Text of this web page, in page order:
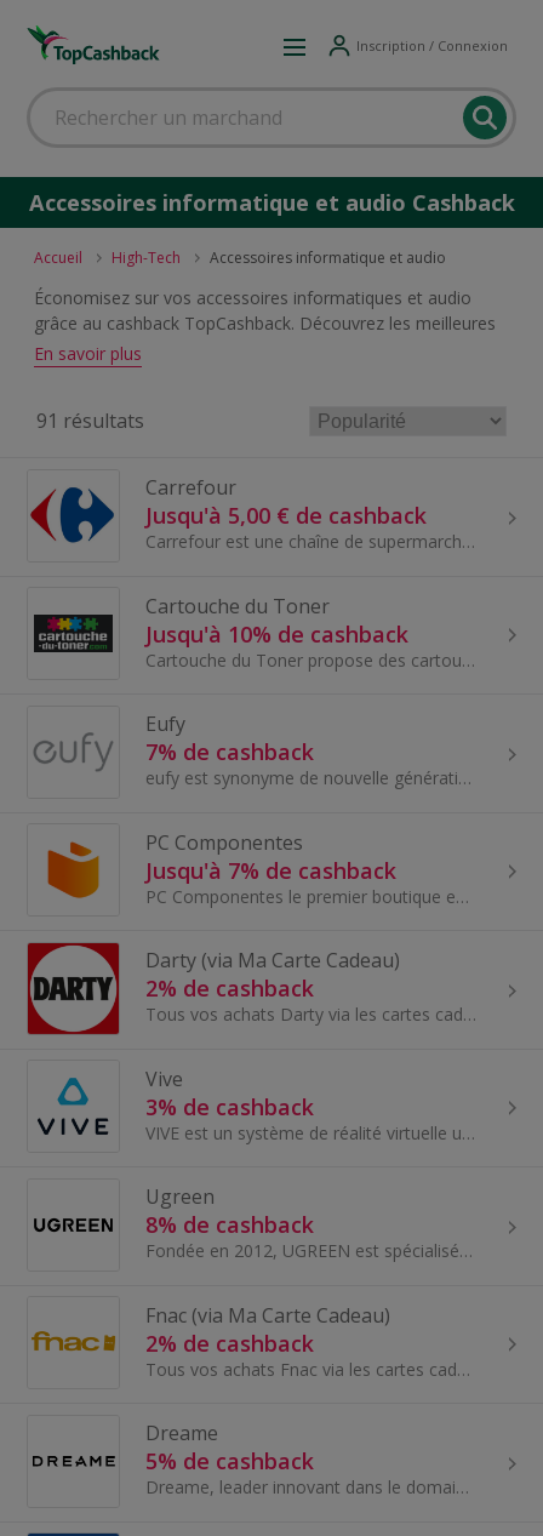
Inscription / Connexion
Accessoires informatique et audio Cashback
Accueil High-Tech Accessoires informatique et audio
Économisez sur vos accessoires informatiques et audio
grâce au cashback TopCashback. Découvrez les meilleures
offres de cashback sur les claviers, les souris, les écrans, les
webcams, les casques audio, les écouteurs, les enceintes,
pour ordinateur et appareils audio. Trouvez tout le
en réalisant des économies.
En savoir plus
91 résultats
Carrefour
Jusqu'à 5,00 € de cashback
Carrefour est une chaîne de supermarchés et d'hypermarchés d'origine française, l'une des plus grandes au monde. Fondée en 1958, Carrefour offre un...
Cartouche du Toner
Jusqu'à 10% de cashback
Cartouche du Toner propose des cartouches et des toners d’imprimantes de qualité à des prix très serrés.
Eufy
7% de cashback
eufy est synonyme de nouvelle génération d'appareils avancés qui embellissent votre maison intelligente.
PC Componentes
Jusqu'à 7% de cashback
PC Componentes le premier boutique en ligne technologique, basé sur la confiance, l'expérience d'achat et la connaissance du secteur technologique...
Darty (via Ma Carte Cadeau)
2% de cashback
Tous vos achats Darty via les cartes cadeaux Ma Carte Cadeau pour économiser un maximum sur vos achats en ligne comme en magasin - Électroménager...
Vive
3% de cashback
VIVE est un système de réalité virtuelle unique en son genre. Laissez-vous surprendre visuellement, physiquement et émotionnellement par de nouveaux m
Ugreen
8% de cashback
Fondée en 2012, UGREEN est spécialisée dans la fourniture de solutions numériques pour les consommateurs du monde entier. Son offre s'étend des app...
Fnac (via Ma Carte Cadeau)
2% de cashback
Tous vos achats Fnac via les cartes cadeaux Ma Carte Cadeau pour économiser un maximum sur vos achats en ligne comme en magasin - articles électron...
Dreame
5% de cashback
Dreame, leader innovant dans le domaine des technologies intelligentes pour l'entretien ménager, propose une gamme de produits hautement performant...